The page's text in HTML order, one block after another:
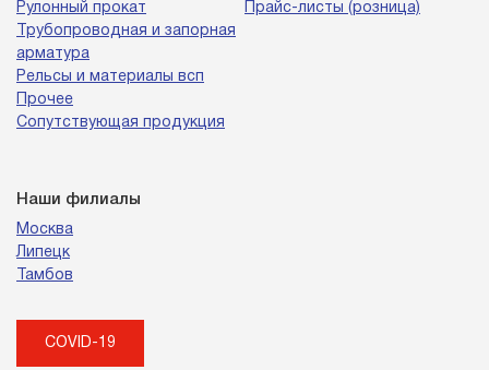
Рулонный прокат
Трубопроводная и запорная
арматура
Рельсы и материалы всп
Прочее
Сопутствующая продукция
Прайс-листы (розница)
Наши филиалы
Москва
Липецк
Тамбов
COVID-19